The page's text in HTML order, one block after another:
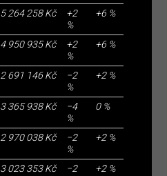
5 264 258 Kč
+2
%
+6 %
4 950 935 Kč
+2
%
+6 %
2 691 146 Kč
−2
%
+2 %
3 365 938 Kč
−4
%
0 %
2 970 038 Kč
−2
%
+2 %
3 023 353 Kč
−2
+2 %